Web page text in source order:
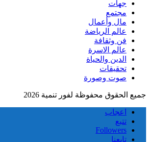
جهات
مجتمع
مال وأعمال
عالم الرياضة
فن وثقافة
عالم الاسرة
الدين والحياة
تحقيقات
صوت وصورة
جميع الحقوق محفوظة لفور تنمية 2026
اعجاب
تتبع
Followers
تابعنا